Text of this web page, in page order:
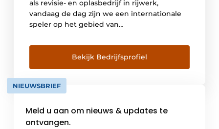
als revisie- en oplasbedrijf in rijwerk,
vandaag de dag zijn we een internationale
speler op het gebied van
rijwerken, bestaande uit vijf bedrijven,
genaamd de Verhoeven Group. De
Verhoeven Group bestaat nu uit de volgende
ondernemingen: ● Verhoeven
(Grondverzetmachines) ● VTS Track
Bekijk Bedrijfsprofiel
NIEUWSBRIEF
Meld u aan om nieuws & updates te
ontvangen.